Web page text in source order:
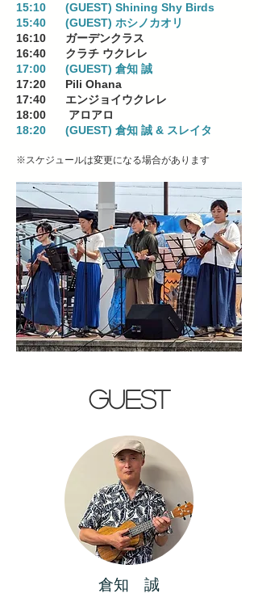
15:10 (GUEST) Shining Shy Birds
15:40 (GUEST) ホシノカオリ
16:10 ガーデンクラス
16:40 クラチ ウクレレ
17:00 (GUEST) 倉知 誠
17:20 Pili Ohana
17:40 エンジョイウクレレ
18:00 アロアロ
18:20 (GUEST) 倉知 誠 & スレイタ
※スケジュールは変更になる場合があります
GUEST
​倉知 誠